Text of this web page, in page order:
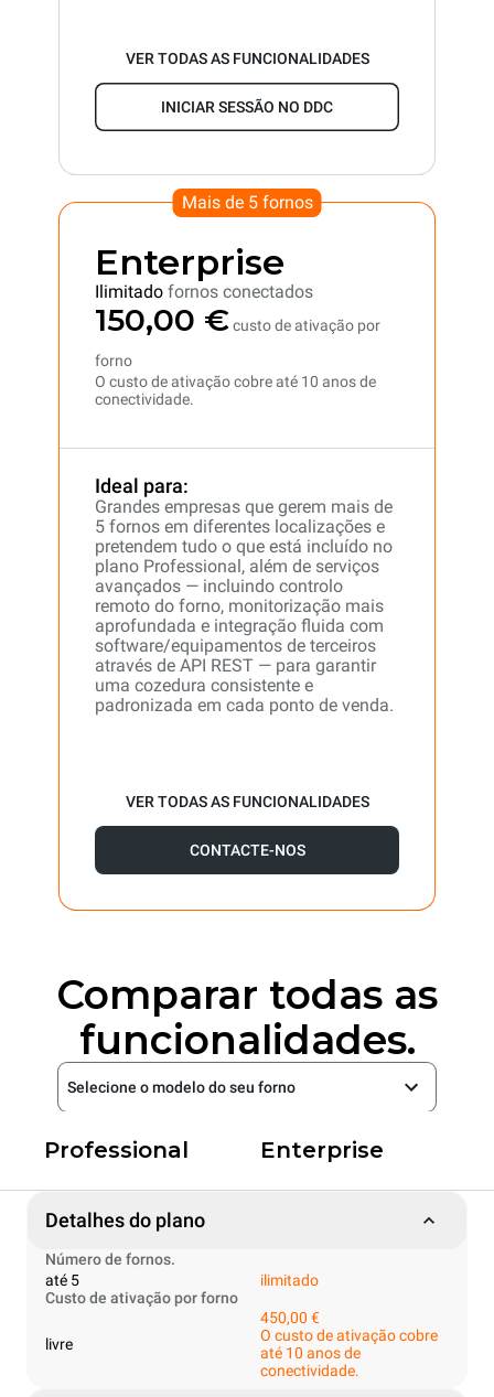
VER TODAS AS FUNCIONALIDADES
INICIAR SESSÃO NO DDC
Mais de 5 fornos
Enterprise
Ilimitado fornos conectados
150,00 €custo de ativação por
forno
O custo de ativação cobre até 10 anos de
conectividade.
Ideal para:
Grandes empresas que gerem mais de
5 fornos em diferentes localizações e
pretendem tudo o que está incluído no
plano Professional, além de serviços
avançados — incluindo controlo
remoto do forno, monitorização mais
aprofundada e integração fluida com
software/equipamentos de terceiros
através de API REST — para garantir
uma cozedura consistente e
padronizada em cada ponto de venda.
VER TODAS AS FUNCIONALIDADES
CONTACTE-NOS
Comparar todas as
funcionalidades.
Selecione o modelo do seu forno
Professional Enterprise
Detalhes do plano
Número de fornos.
até 5
ilimitado
Custo de ativação por forno
livre
450,00 €
O custo de ativação cobre
até 10 anos de
conectividade.